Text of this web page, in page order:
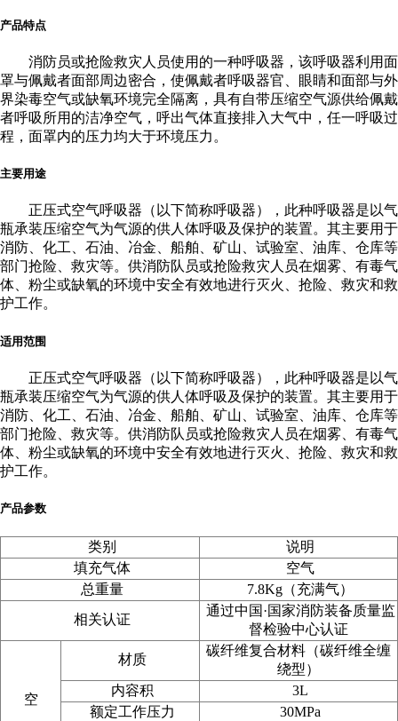
产品特点
消防员或抢险救灾人员使用的一种呼吸器，该呼吸器利用面
罩与佩戴者面部周边密合，使佩戴者呼吸器官、眼睛和面部与外
界染毒空气或缺氧环境完全隔离，具有自带压缩空气源供给佩戴
者呼吸所用的洁净空气，呼出气体直接排入大气中，任一呼吸过
程，面罩内的压力均大于环境压力。
主要用途
正压式空气呼吸器（以下简称呼吸器），此种呼吸器是以气
瓶承装压缩空气为气源的供人体呼吸及保护的装置。其主要用于
消防、化工、石油、冶金、船舶、矿山、试验室、油库、仓库等
部门抢险、救灾等。供消防队员或抢险救灾人员在烟雾、有毒气
体、粉尘或缺氧的环境中安全有效地进行灭火、抢险、救灾和救
护工作。
适用范围
正压式空气呼吸器（以下简称呼吸器），此种呼吸器是以气
瓶承装压缩空气为气源的供人体呼吸及保护的装置。其主要用于
消防、化工、石油、冶金、船舶、矿山、试验室、油库、仓库等
部门抢险、救灾等。供消防队员或抢险救灾人员在烟雾、有毒气
体、粉尘或缺氧的环境中安全有效地进行灭火、抢险、救灾和救
护工作。
产品参数
类别
说明
填充气体
空气
总重量
7.8Kg（充满气）
相关认证
通过中国·国家消防装备质量监
督检验中心认证
空
材质
碳纤维复合材料（碳纤维全缠
绕型）
内容积
3L
额定工作压力
30MPa